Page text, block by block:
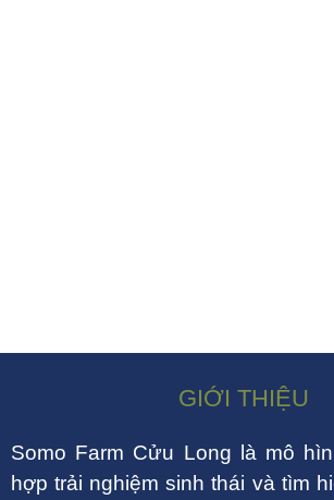
GIỚI THIỆU
Somo Farm Cửu Long là mô
hợp trải nghiệm sinh thái và tìm